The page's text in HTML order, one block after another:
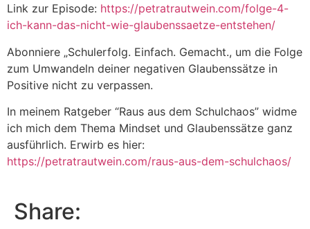
Link zur Episode: https://petratrautwein.com/folge-4-
ich-kann-das-nicht-wie-glaubenssaetze-entstehen/
Abonniere „Schulerfolg. Einfach. Gemacht., um die Folge
zum Umwandeln deiner negativen Glaubenssätze in
Positive nicht zu verpassen.
In meinem Ratgeber “Raus aus dem Schulchaos” widme
ich mich dem Thema Mindset und Glaubenssätze ganz
ausführlich. Erwirb es hier:
https://petratrautwein.com/raus-aus-dem-schulchaos/
Share: